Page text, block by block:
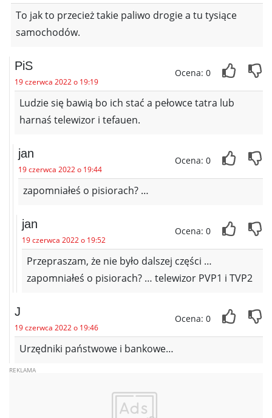
To jak to przecież takie paliwo drogie a tu tysiące
samochodów.
PiS
19 czerwca 2022 o 19:19
Ocena: 0
Ludzie się bawią bo ich stać a pełowce tatra lub
harnaś telewizor i tefauen.
jan
19 czerwca 2022 o 19:44
Ocena: 0
zapomniałeś o pisiorach? …
jan
19 czerwca 2022 o 19:52
Ocena: 0
Przepraszam, że nie było dalszej części …
zapomniałeś o pisiorach? … telewizor PVP1 i TVP2
J
19 czerwca 2022 o 19:46
Ocena: 0
Urzędniki państwowe i bankowe…